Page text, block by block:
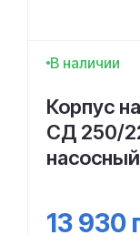
В наличии
Корпус
СД 250/
13 930